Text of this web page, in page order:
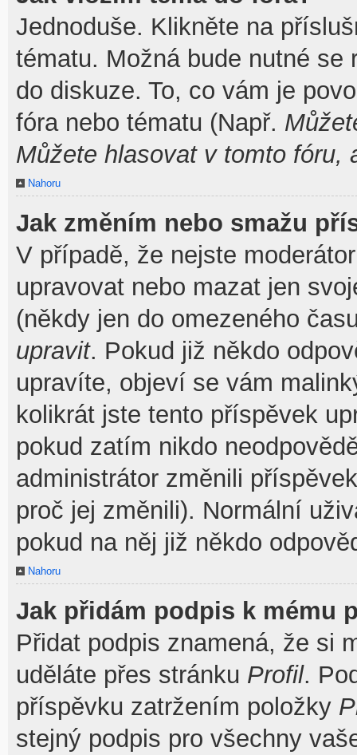
Jednoduše. Klikněte na
tématu. Možná bude nutné se
do diskuze. To, co vám je
fóra nebo tématu (Např.
Můžete hlasovat v tomto fóru,
Nahoru
Jak změním nebo smažu
V případě, že nejste
upravovat nebo mazat jen
(někdy jen do omezeného
upravit. Pokud již někdo
upravíte, objeví se vám
kolikrát jste tento příspěvek
pokud zatím nikdo
administrátor změnili
proč jej změnili). Normální
pokud na něj již někdo
Nahoru
Jak přidám podpis k mému
Přidat podpis znamená, že si
uděláte přes stránku Profil.
příspěvku zatržením položky
stejný podpis pro všechny